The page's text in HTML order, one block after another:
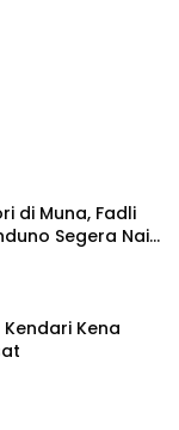
di Muna, Fadli
Segera Naik
Kena